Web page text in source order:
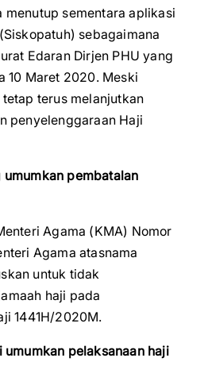
menutup sementara aplikasi
sebagaimana
Edaran Dirjen PHU yang
10 Maret 2020. Meski
terus melanjutkan
penyelenggaraan Haji
pembatalan
Agama (KMA) Nomor
Agama atasnama
untuk tidak
haji pada
1441H/2020M.
pelaksanaan haji